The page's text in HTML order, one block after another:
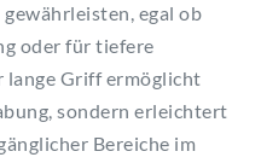
egal ob
oder für tiefere
lange Griff ermöglicht
sondern erleichtert
Bereiche im